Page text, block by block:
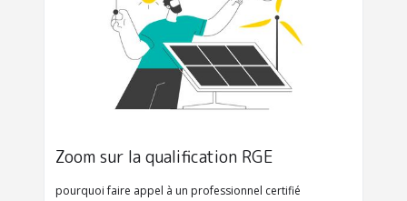
Zoom sur la qualification RGE
pourquoi faire appel à un professionnel certifié